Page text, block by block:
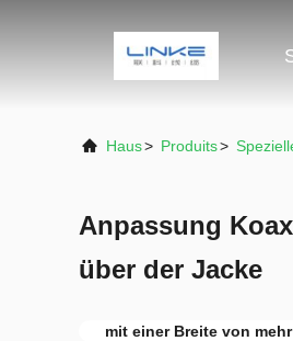
Haus> Produits>
Anpassung
über der Jacke
mit einer Breite von